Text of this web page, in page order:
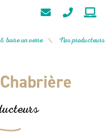
boire un verre / Nos producteurs